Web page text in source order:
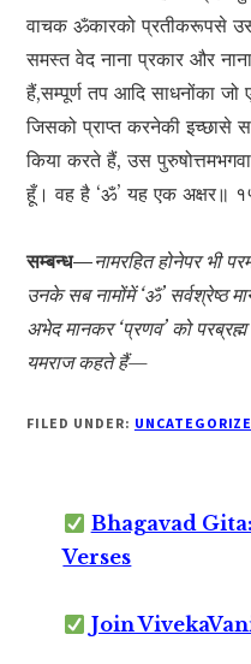
वाचक ॐकारको प्रतीकरूपसे
समस्त वेद नाना प्रकार और
हैं,सम्पूर्ण तप आदि साधनोंका
जिसको प्राप्त करनेकी इच्छासे
किया करते हैं, उस
हूँ। वह है ‘ॐ’ यह एक अक्षर॥
सम्बन्ध—नामरहित होनेपर भी
उनके सब नामोंमें ‘ॐ’ सर्वश्रेष्ठ
अभेद मानकर ‘प्रणव’ को
यमराज कहते हैं—
FILED UNDER:
Bhagavad
Verses
Join